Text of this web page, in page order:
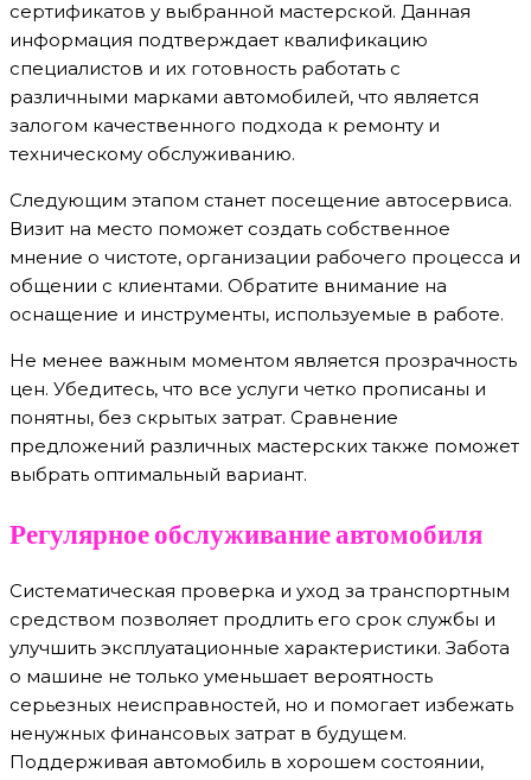
сертификатов у выбранной мастерской. Данная
информация подтверждает квалификацию
специалистов и их готовность работать с
различными марками автомобилей, что является
залогом качественного подхода к ремонту и
техническому обслуживанию.
Следующим этапом станет посещение автосервиса.
Визит на место поможет создать собственное
мнение о чистоте, организации рабочего процесса и
общении с клиентами. Обратите внимание на
оснащение и инструменты, используемые в работе.
Не менее важным моментом является прозрачность
цен. Убедитесь, что все услуги четко прописаны и
понятны, без скрытых затрат. Сравнение
предложений различных мастерских также поможет
выбрать оптимальный вариант.
Регулярное обслуживание автомобиля
Систематическая проверка и уход за транспортным
средством позволяет продлить его срок службы и
улучшить эксплуатационные характеристики. Забота
о машине не только уменьшает вероятность
серьезных неисправностей, но и помогает избежать
ненужных финансовых затрат в будущем.
Поддерживая автомобиль в хорошем состоянии,